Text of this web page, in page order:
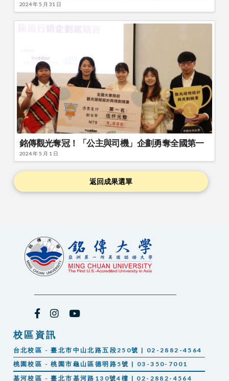
2024 年 5 月 31 日
銘傳觀光奪冠！「公主與司機」企劃勇奪全國第一
2024 年 5 月 1 日
返回成果選單
校區資訊
台北校區 - 臺北市中山北路五段250號 | 02-2882-4564
桃園校區 - 桃園市龜山區德明路5號 | 03-350-7001
基河校區 - 臺北市基河路130號4樓 | 02-2882-4564